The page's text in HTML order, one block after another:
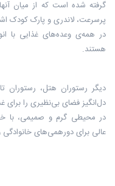
پرسرعت، لاندری و پارک کودک
در همه‌ی وعده‌های غذایی با
هستند.
دیگر رستوران هتل، رستوران
دل‌انگیز فضای بی‌نظیری را
در محیطی گرم و صمیمی، با
عالی برای دورهمی‌های